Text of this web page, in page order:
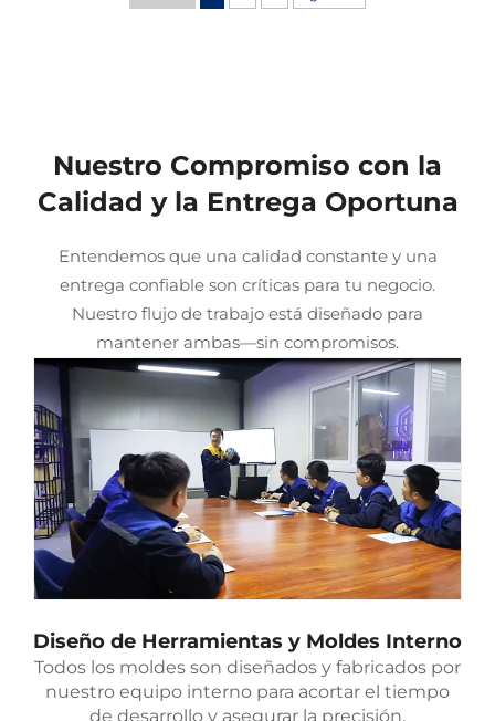
Nuestro Compromiso con la
Calidad y la Entrega Oportuna
Entendemos que una calidad constante y una
entrega confiable son críticas para tu negocio.
Nuestro flujo de trabajo está diseñado para
mantener ambas—sin compromisos.
Diseño de Herramientas y Moldes Interno
Todos los moldes son diseñados y fabricados por
nuestro equipo interno para acortar el tiempo
de desarrollo y asegurar la precisión.